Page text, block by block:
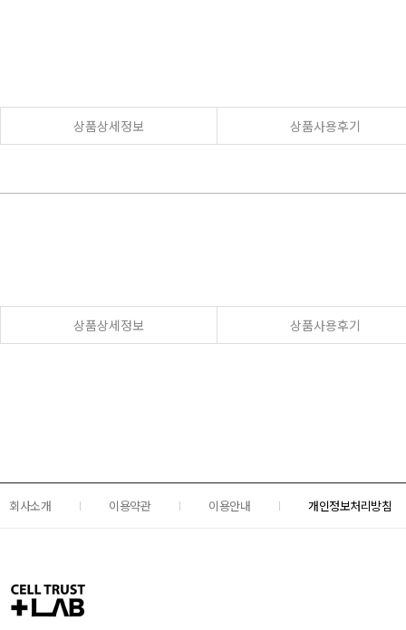
상품상세정보 상품사용후기
상품상세정보 상품사용후기
회사소개 이용약관 이용안내 개인정보처리방침